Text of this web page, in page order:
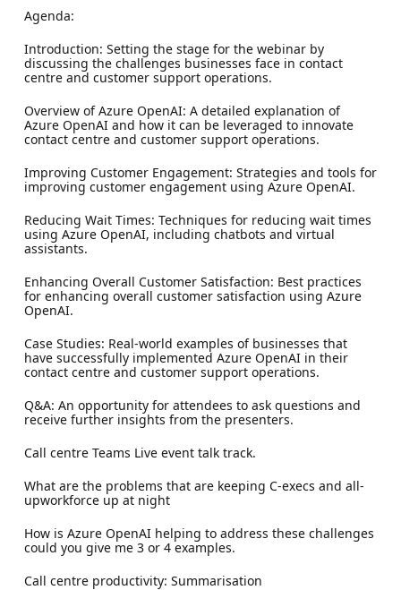
Agenda:
Introduction: Setting the stage for the webinar by
discussing the challenges businesses face in contact
centre and customer support operations.
Overview of Azure OpenAI: A detailed explanation of
Azure OpenAI and how it can be leveraged to innovate
contact centre and customer support operations.
Improving Customer Engagement: Strategies and tools for
improving customer engagement using Azure OpenAI.
Reducing Wait Times: Techniques for reducing wait times
using Azure OpenAI, including chatbots and virtual
assistants.
Enhancing Overall Customer Satisfaction: Best practices
for enhancing overall customer satisfaction using Azure
OpenAI.
Case Studies: Real-world examples of businesses that
have successfully implemented Azure OpenAI in their
contact centre and customer support operations.
Q&A: An opportunity for attendees to ask questions and
receive further insights from the presenters.
Call centre Teams Live event talk track.
What are the problems that are keeping C-execs and all-
upworkforce up at night
How is Azure OpenAI helping to address these challenges
could you give me 3 or 4 examples.
Call centre productivity: Summarisation